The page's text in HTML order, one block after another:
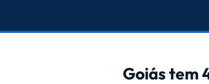
Goiás tem